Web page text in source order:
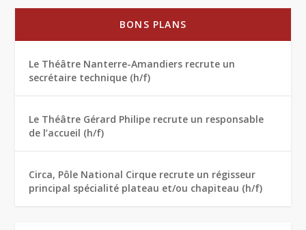
BONS PLANS
Le Théâtre Nanterre-Amandiers recrute un
secrétaire technique (h/f)
Le Théâtre Gérard Philipe recrute un responsable
de l’accueil (h/f)
Circa, Pôle National Cirque recrute un régisseur
principal spécialité plateau et/ou chapiteau (h/f)